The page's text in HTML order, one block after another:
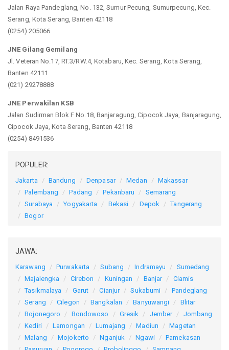
Jalan Raya Pandeglang, No. 132, Sumur Pecung, Sumurpecung, Kec.
Serang, Kota Serang, Banten 42118
(0254) 205066
JNE Gilang Gemilang
Jl. Veteran No.17, RT.3/RW.4, Kotabaru, Kec. Serang, Kota Serang,
Banten 42111
(021) 29278888
JNE Perwakilan KSB
Jalan Sudirman Blok F No.18, Banjaragung, Cipocok Jaya, Banjaragung,
Cipocok Jaya, Kota Serang, Banten 42118
(0254) 8491536
POPULER:
Jakarta Bandung Denpasar Medan
Makassar
Palembang
Padang Pekanbaru
Semarang
Surabaya
Yogyakarta Bekasi Depok
Tangerang
Bogor
JAWA:
Karawang Purwakarta Subang Indramayu
Sumedang
Majalengka
Cirebon Kuningan Banjar
Ciamis
Tasikmalaya
Garut Cianjur Sukabumi
Pandeglang
Serang
Cilegon Bangkalan Banyuwangi
Blitar
Bojonegoro
Bondowoso Gresik Jember
Jombang
Kediri
Lamongan Lumajang Madiun
Magetan
Malang
Mojokerto Nganjuk Ngawi
Pamekasan